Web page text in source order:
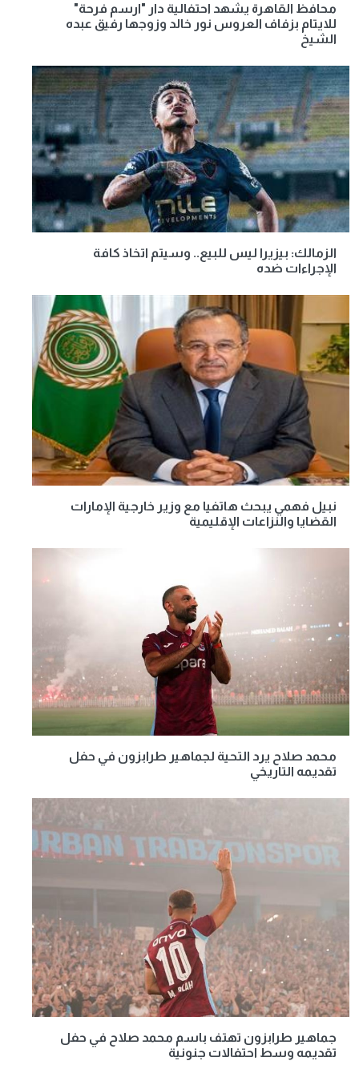
محافظ القاهرة يشهد احتفالية دار "ارسم فرحة"
للايتام بزفاف العروس نور خالد وزوجها رفيق عبده
الشيخ
الزمالك: بيزيرا ليس للبيع.. وسيتم اتخاذ كافة
الإجراءات ضده
نبيل فهمي يبحث هاتفيا مع وزير خارجية الإمارات
القضايا والنزاعات الإقليمية
محمد صلاح يرد التحية لجماهير طرابزون في حفل
تقديمه التاريخي
جماهير طرابزون تهتف باسم محمد صلاح في حفل
تقديمه وسط احتفالات جنونية